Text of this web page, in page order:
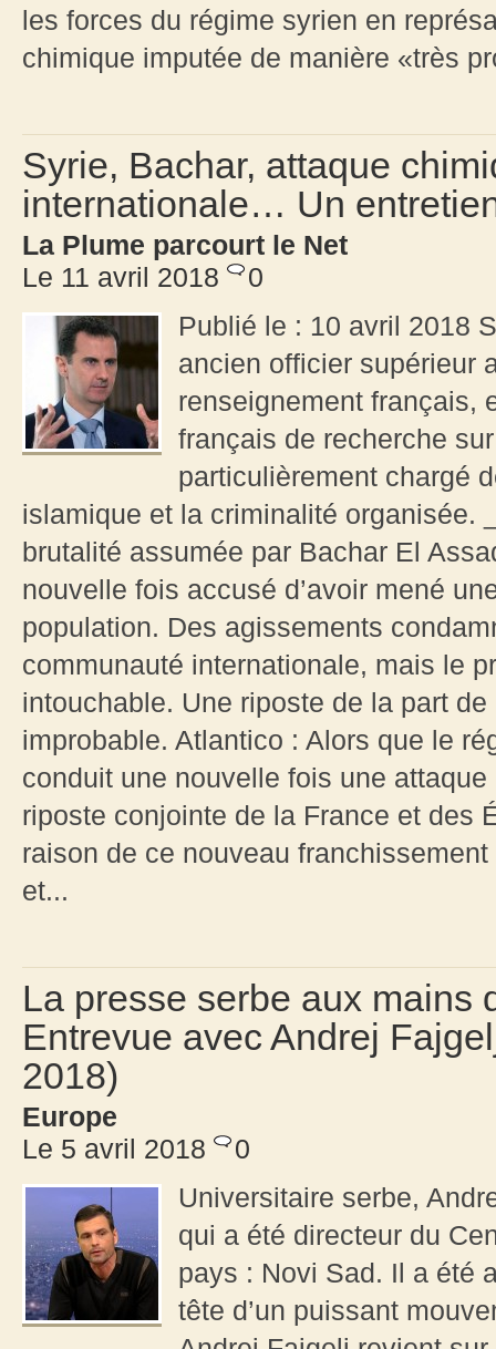
les forces du régime syrien en
chimique imputée de manière «très
Syrie, Bachar, attaque
internationale… Un
La Plume parcourt le Net
Le 11 avril 2018
0
Publié le : 10 avril 2018
ancien officier supérieur
renseignement français,
français de recherche
particulièrement chargé
islamique et la criminalité organisée.
brutalité assumée par Bachar El
nouvelle fois accusé d’avoir mené
population. Des agissements
communauté internationale, mais le
intouchable. Une riposte de la part
improbable. Atlantico : Alors que le
conduit une nouvelle fois une
riposte conjointe de la France et des
raison de ce nouveau
et...
La presse serbe aux mains
Entrevue avec Andrej
2018)
Europe
Le 5 avril 2018
0
Universitaire serbe,
qui a été directeur du
pays : Novi Sad. Il a été
tête d’un puissant